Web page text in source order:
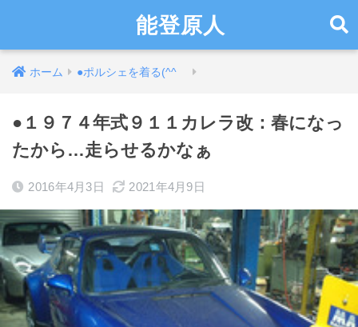
能登原人
ホーム ●ポルシェを着る(^^ゞ
●１９７４年式９１１カレラ改：春になっ
たから…走らせるかなぁ
2016年4月3日 2021年4月9日